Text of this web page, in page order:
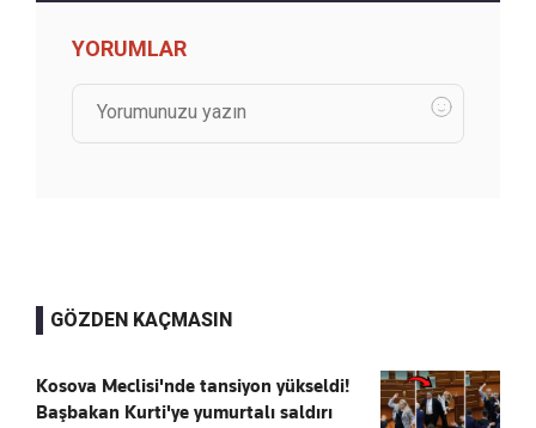
YORUMLAR
GÖZDEN KAÇMASIN
Kosova Meclisi'nde tansiyon yükseldi!
Başbakan Kurti'ye yumurtalı saldırı